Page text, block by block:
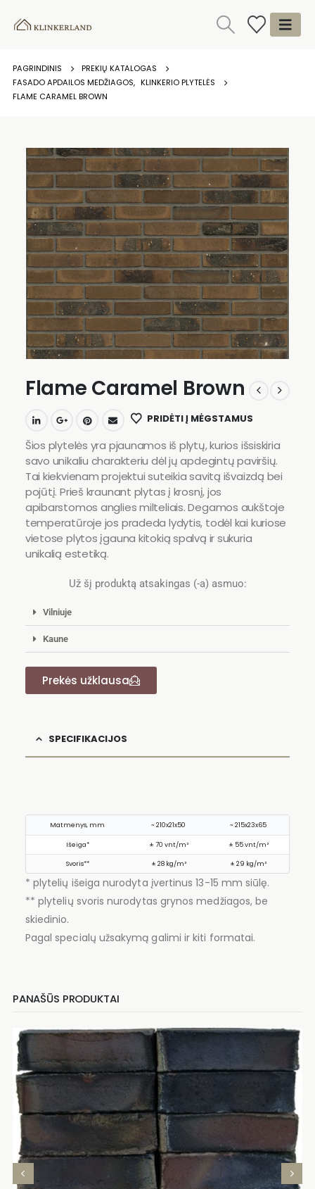
PAGRINDINIS
PREKIŲ KATALOGAS
FASADO APDAILOS MEDŽIAGOS, KLINKERIO PLYTELĖS
FLAME CARAMEL BROWN
Flame Caramel Brown
PRIDĖTI Į MĖGSTAMUS
Šios plytelės yra pjaunamos iš plytų, kurios išsiskiria
savo unikaliu charakteriu dėl jų apdegintų paviršių.
Tai kiekvienam projektui suteikia savitą išvaizdą bei
pojūtį. Prieš kraunant plytas į krosnį, jos
apibarstomos anglies milteliais. Degamos aukštoje
temperatūroje jos pradeda lydytis, todėl kai kuriose
vietose plytos įgauna kitokią spalvą ir sukuria
unikalią estetiką.
Už šį produktą atsakingas (-a) asmuo:
Vilniuje
Kaune
Prekės užklausa
SPECIFIKACIJOS
Matmenys, mm ~ 210x21x50 ~ 215x23x65
Išeiga* ± 70 vnt/m² ± 55 vnt/m²
Svoris** ± 28 kg/m² ± 29 kg/m²
* plytelių išeiga nurodyta įvertinus 13-15 mm siūlę.
** plytelių svoris nurodytas grynos medžiagos, be
skiedinio.
Pagal specialų užsakymą galimi ir kiti formatai.
PANAŠŪS PRODUKTAI